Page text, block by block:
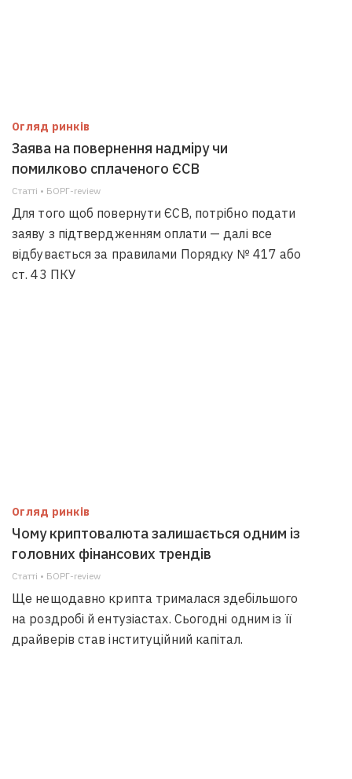
Огляд ринків
Заява на повернення надміру чи
помилково сплаченого ЄСВ
Статті • БОРГ-review
Для того щоб повернути ЄСВ, потрібно подати
заяву з підтвердженням оплати — далі все
відбувається за правилами Порядку № 417 або
ст. 43 ПКУ
Огляд ринків
Чому криптовалюта залишається одним із
головних фінансових трендів
Статті • БОРГ-review
Ще нещодавно крипта трималася здебільшого
на роздробі й ентузіастах. Сьогодні одним із її
драйверів став інституційний капітал.